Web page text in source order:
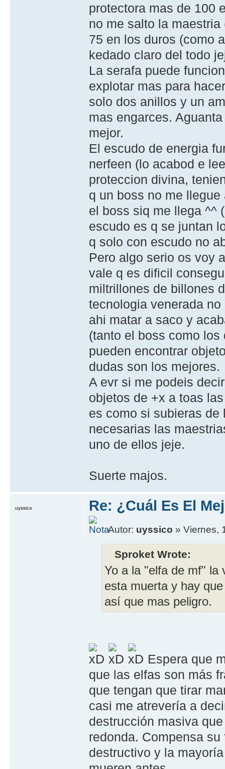
protectora mas de 100
no me salto la
75 en los duros (como
kedado claro del todo
La serafa puede
explotar mas para
solo dos anillos y un
mas engarces.
mejor.
El escudo de energia
nerfeen (lo acabod e
proteccion divina,
q un boss no me
el boss siq me llega ^^
escudo es q se juntan
q solo con escudo no
Pero algo serio os voy
vale q es dificil
miltrillones de billones
tecnologia venerada
ahi matar a saco y
(tanto el boss como
pueden encontrar
dudas son los mejores.
A evr si me podeis
objetos de +x a toas
es como si subieras
necesarias las
uno de ellos jeje.
Suerte majos.
Re: ¿Cuál Es El
Autor: uyssico » Viernes,
Sproket Wrote:
Yo a la "elfa de mf" la
esta muerta y hay
así que mas peligro.
Espera que
que las elfas son más
que tengan que tirar
casi me atrevería a
destrucción masiva
redonda. Compensa
destructivo y la
uyssico